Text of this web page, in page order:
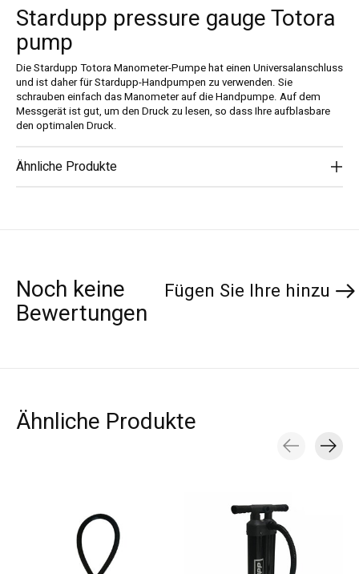
Stardupp pressure gauge Totora
pump
Die Stardupp Totora Manometer-Pumpe hat einen Universalanschluss
und ist daher für Stardupp-Handpumpen zu verwenden. Sie
schrauben einfach das Manometer auf die Handpumpe. Auf dem
Messgerät ist gut, um den Druck zu lesen, so dass Ihre aufblasbare
den optimalen Druck.
Ähnliche Produkte
Noch keine
Bewertungen
Fügen Sie Ihre hinzu
Ähnliche Produkte